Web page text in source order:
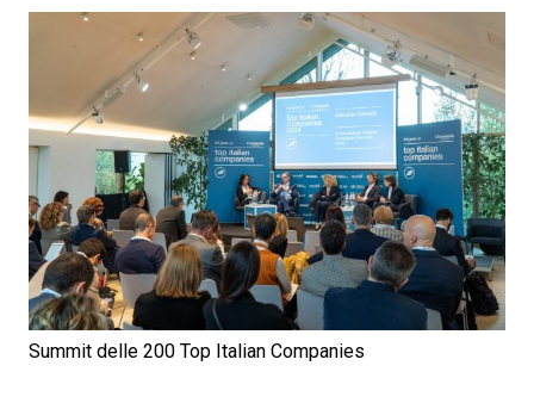
Summit delle 200 Top Italian Companies